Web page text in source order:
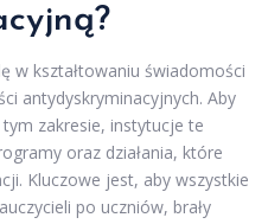
w kształtowaniu świadomości
antydyskryminacyjnych. Aby
zakresie, instytucje te
oraz działania, które
Kluczowe jest, aby wszystkie
po uczniów, brały